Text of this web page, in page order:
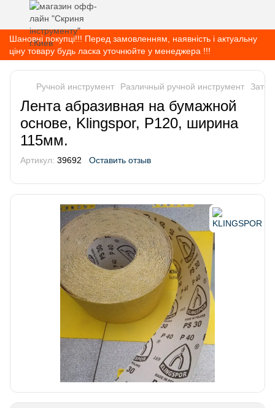
Шановні покупці!!! Перед замовленням, наявність і актуальну
ціну товару будь ласка уточнюйте у менеджера !!!
Ручной инструмент Различный ручной инструмент
Лента абразивная на бумажной
основе, Klingspor, Р120, ширина
115мм.
Артикул: 39692 Оставить отзыв